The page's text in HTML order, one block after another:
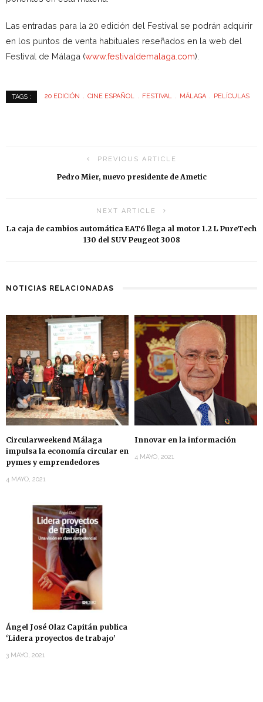
Las entradas para la 20 edición del Festival se podrán adquirir
en los puntos de venta habituales reseñados en la web del
Festival de Málaga (www.festivaldemalaga.com).
TAGS : 20 EDICIÓN CINE ESPAÑOL FESTIVAL MÁLAGA PELÍCULAS
PREVIOUS ARTICLE
Pedro Mier, nuevo presidente de Ametic
NEXT ARTICLE
La caja de cambios automática EAT6 llega al motor 1.2 L PureTech
130 del SUV Peugeot 3008
NOTICIAS RELACIONADAS
Circularweekend Málaga
impulsa la economía circular en
pymes y emprendedores
4 MAYO, 2021
Innovar en la información
4 MAYO, 2021
Ángel José Olaz Capitán publica
‘Lidera proyectos de trabajo’
3 MAYO, 2021